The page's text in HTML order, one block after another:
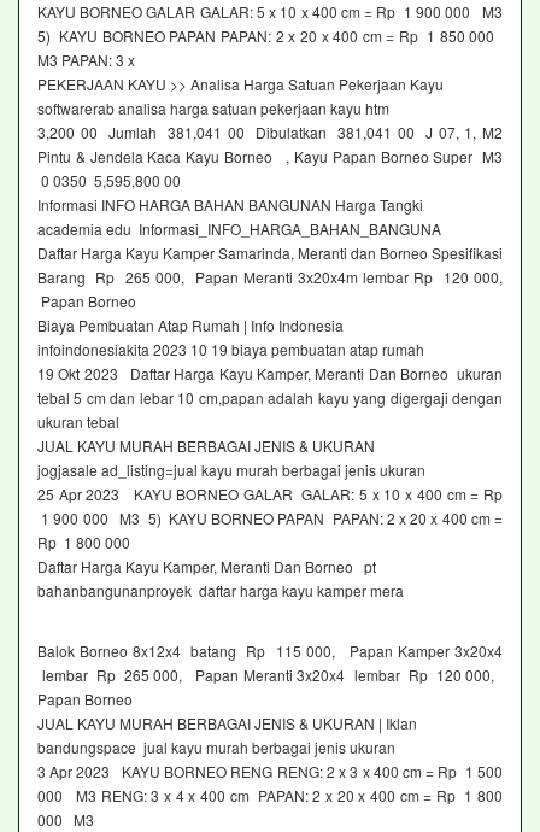
KAYU BORNEO GALAR GALAR: 5 x 10 x 400 cm = Rp 1 900 000 M3
5) KAYU BORNEO PAPAN PAPAN: 2 x 20 x 400 cm = Rp 1 850 000
M3 PAPAN: 3 x
PEKERJAAN KAYU >> Analisa Harga Satuan Pekerjaan Kayu
softwarerab analisa harga satuan pekerjaan kayu htm
3,200 00 Jumlah 381,041 00 Dibulatkan 381,041 00 J 07, 1, M2
Pintu & Jendela Kaca Kayu Borneo , Kayu Papan Borneo Super M3
0 0350 5,595,800 00
Informasi INFO HARGA BAHAN BANGUNAN Harga Tangki
academia edu Informasi_INFO_HARGA_BAHAN_BANGUNA
Daftar Harga Kayu Kamper Samarinda, Meranti dan Borneo Spesifikasi
Barang Rp 265 000, Papan Meranti 3x20x4m lembar Rp 120 000,
Papan Borneo
Biaya Pembuatan Atap Rumah | Info Indonesia
infoindonesiakita 2023 10 19 biaya pembuatan atap rumah
19 Okt 2023 Daftar Harga Kayu Kamper, Meranti Dan Borneo ukuran
tebal 5 cm dan lebar 10 cm,papan adalah kayu yang digergaji dengan
ukuran tebal
JUAL KAYU MURAH BERBAGAI JENIS & UKURAN
jogjasale ad_listing=jual kayu murah berbagai jenis ukuran
25 Apr 2023 KAYU BORNEO GALAR GALAR: 5 x 10 x 400 cm = Rp
1 900 000 M3 5) KAYU BORNEO PAPAN PAPAN: 2 x 20 x 400 cm =
Rp 1 800 000
Daftar Harga Kayu Kamper, Meranti Dan Borneo pt
bahanbangunanproyek daftar harga kayu kamper mera
Balok Borneo 8x12x4 batang Rp 115 000, Papan Kamper 3x20x4
lembar Rp 265 000, Papan Meranti 3x20x4 lembar Rp 120 000,
Papan Borneo
JUAL KAYU MURAH BERBAGAI JENIS & UKURAN | Iklan
bandungspace jual kayu murah berbagai jenis ukuran
3 Apr 2023 KAYU BORNEO RENG RENG: 2 x 3 x 400 cm = Rp 1 500
000 M3 RENG: 3 x 4 x 400 cm PAPAN: 2 x 20 x 400 cm = Rp 1 800
000 M3